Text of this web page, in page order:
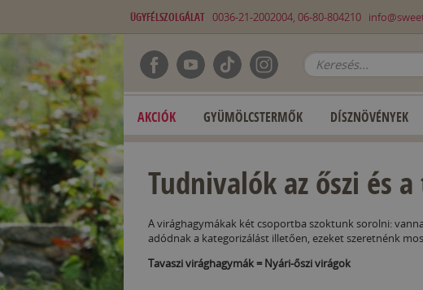
ÜGYFÉLSZOLGÁLAT 0036-21-2002004, 06-80-804210
AKCIÓK GYÜMÖLCSTERMŐK DÍSZNÖVÉNYEK
Tudnivalók az őszi és
A virághagymákak két csoportba szoktunk sorolni:
adódnak a kategorizálást illetően, ezeket szeretnénk
Tavaszi virághagymák = Nyári-őszi virágok